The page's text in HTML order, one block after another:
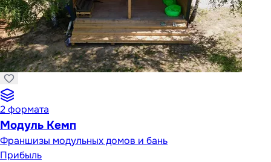
2формата
Модуль Кемп
Франшизы модульных домов и бань
Прибыль